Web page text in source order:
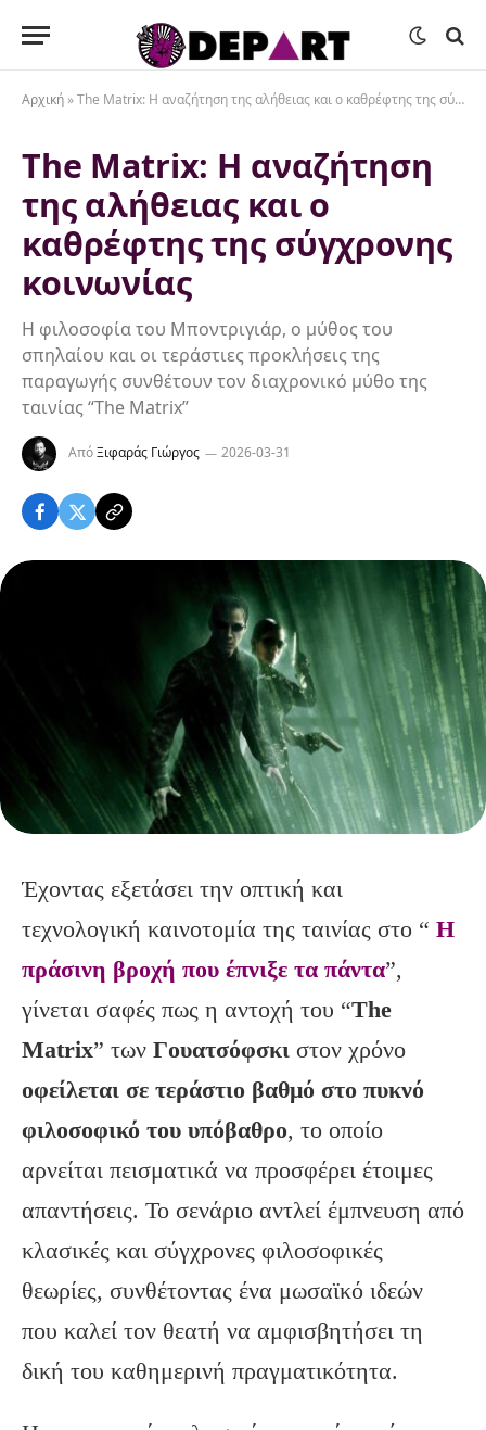
Αρχική »The Matrix: Η αναζήτηση της αλήθειας και ο καθρέφτης της σύγχρονης κοινωνίας
The Matrix: Η αναζήτηση
της αλήθειας και ο
καθρέφτης της σύγχρονης
κοινωνίας
Η φιλοσοφία του Μποντριγιάρ, ο μύθος του
σπηλαίου και οι τεράστιες προκλήσεις της
παραγωγής συνθέτουν τον διαχρονικό μύθο της
ταινίας “The Matrix”
ΑπόΞιφαράς Γιώργος 2026-03-31
Έχοντας εξετάσει την οπτική και
τεχνολογική καινοτομία της ταινίας στο “ Η
πράσινη βροχή που έπνιξε τα πάντα”,
γίνεται σαφές πως η αντοχή του “The
Matrix” των Γουατσόφσκι στον χρόνο
οφείλεται σε τεράστιο βαθμό στο πυκνό
φιλοσοφικό του υπόβαθρο, το οποίο
αρνείται πεισματικά να προσφέρει έτοιμες
απαντήσεις. Το σενάριο αντλεί έμπνευση από
κλασικές και σύγχρονες φιλοσοφικές
θεωρίες, συνθέτοντας ένα μωσαϊκό ιδεών
που καλεί τον θεατή να αμφισβητήσει τη
δική του καθημερινή πραγματικότητα.